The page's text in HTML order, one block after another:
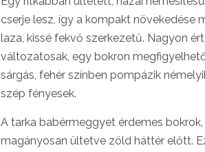
cserje lesz, így a kompakt növekedése
laza, kissé fekvő szerkezetű. Nagyon
változatosak, egy bokron
sárgás, fehér színben pompázik
szép fényesek.
A tarka babérmeggyet érdemes
magányosan ültetve zöld háttér előtt.